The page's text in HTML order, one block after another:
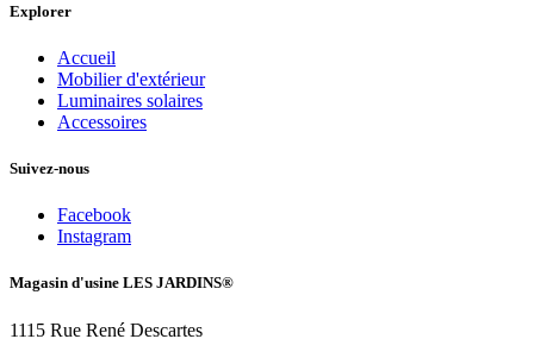
Explorer
Accueil
Mobilier d'extérieur
Luminaires solaires
Accessoires
Suivez-nous
Facebook
Instagram
Magasin d'usine LES JARDINS®
1115 Rue René Descartes